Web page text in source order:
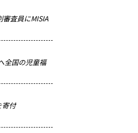
査員にMISIA
全国の児童福
寄付